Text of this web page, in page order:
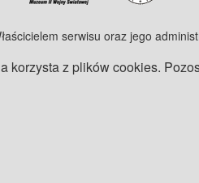
serwisu oraz jego
korzysta z plików cookies.